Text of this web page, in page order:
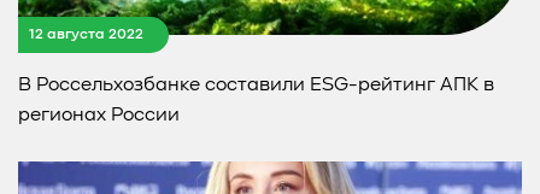
12 августа 2022
В Россельхозбанке составили ESG-рейтинг АПК в
регионах России